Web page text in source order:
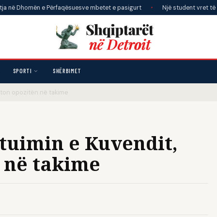
e Përfaqësuesve mbetet e pasigurt • Një student vret të paktën
SPORTI SHËRBIMET
opozitën në takime
e Kuvendit,
takime